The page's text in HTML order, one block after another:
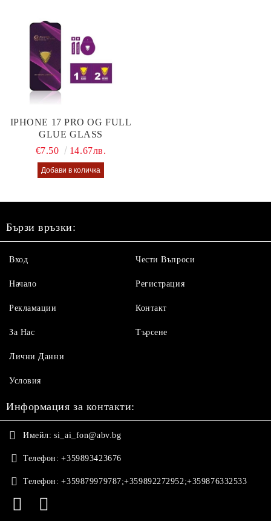
IPHONE 17 PRO OG FULL
GLUE GLASS
€7.50
14.67лв.
Бързи връзки:
Вход
Начало
Рекламации
За Нас
Чести Въпроси
Регистрация
Контакт
Търсене
Лични Данни
Условия
Информация за контакти:
Имейл: si_ai_fon@abv.bg
Телефон: +359893423676
Телефон: +359879979787;+359892272952;+359876332533